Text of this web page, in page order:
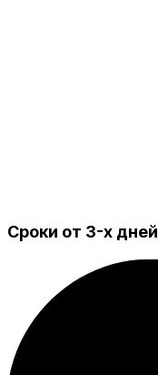
Сроки от 3-х дней